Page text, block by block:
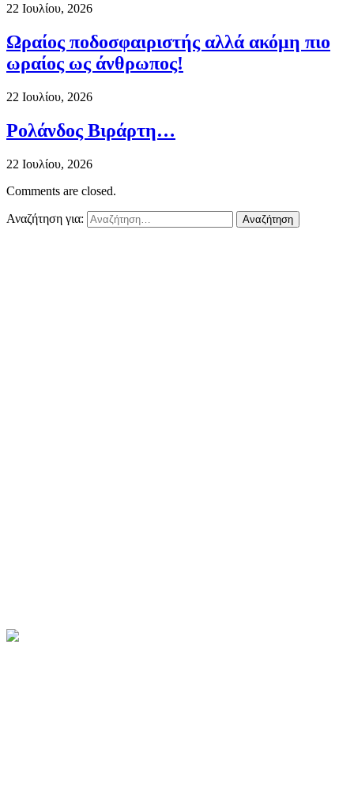
22 Ιουλίου, 2026
Ωραίος ποδοσφαιριστής αλλά ακόμη πιο
ωραίος ως άνθρωπος!
22 Ιουλίου, 2026
Ρολάνδος Βιράρτη…
22 Ιουλίου, 2026
Comments are closed.
Αναζήτηση για: